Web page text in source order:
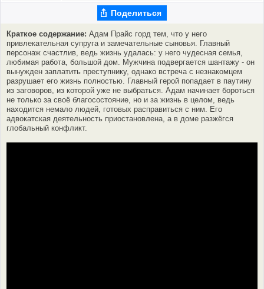
Поделиться
Краткое содержание: Адам Прайс горд тем, что у него
привлекательная супруга и замечательные сыновья. Главный
персонаж счастлив, ведь жизнь удалась: у него чудесная семья,
любимая работа, большой дом. Мужчина подвергается шантажу - он
вынужден заплатить преступнику, однако встреча с незнакомцем
разрушает его жизнь полностью. Главный герой попадает в паутину
из заговоров, из которой уже не выбраться. Адам начинает бороться
не только за своё благосостояние, но и за жизнь в целом, ведь
находится немало людей, готовых расправиться с ним. Его
адвокатская деятельность приостановлена, а в доме разжёгся
глобальный конфликт.